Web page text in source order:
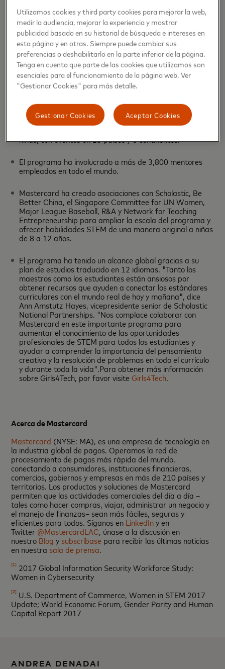
sostenibilidad, salud y bienestar, y educación de calidad.
En asociación con la organización de golf R&A,
Mastercard lanzó recientemente en Irlanda una versión
del programa inspirada en el siempre eterno tema del
golf, donde las niñas ganan experiencia en STEM a través
de una inmersión más profunda en el negocio y la ciencia
del golf.
Aspectos destacados del impacto durante los primeros 5
años
niñas, con eventos en 25 países y 6 continentes.
El programa ha involucrado a más de 3,800 mentores
empleados en todo el mundo.
Mastercard ha creado asociaciones con Scholastic, Be
Better China, el Singapore Committee for UN Women,
Major League Baseball, R&A y Network for Teaching
Entrepreneurship para ampliar la escala del programa y
ofrecer habilidades STEM de una manera original a niñas
de 8 a 12 años.
El programa ha tenido un alcance global gracias a su
plan de estudios traducido en 12 idiomas. "Tanto los
maestros como los estudiantes están ansiosos por
obtener recursos que ayuden a conectar los estándares
curriculares con el mundo real de hoy y mañana", dice
Ann Amstutz Hayes, vicepresidente senior de Scholastic
National Partnerships. "Nos complace colaborar con
Mastercard en este importante programa para
aumentar el conocimiento de las oportunidades
profesionales de STEM para todos los estudiantes y
ayudar a comprender la importancia del pensamiento
creativo y la resolución de problemas en todo el currículo
y durante toda la vida".Para obtener más información
sobre Girls4Tech, por favor visite Girls4Tech.
Acerca de Mastercard
Mastercard (NYSE: MA), es una empresa de tecnología en
la industria global de pagos. Operamos la red de
procesamiento de pagos más rápida del mundo,
conectando a consumidores, instituciones financieras,
comercios, gobiernos y empresas en más de 210 países y
territorios. Los productos y soluciones de Mastercard
permiten que las actividades comerciales del día a día –
tales como hacer compras, viajar, administrar un negocio y
el manejo de finanzas– sean más fáciles, seguras y
eficientes para todos. Síganos en LinkedIny en
Twitter @MastercardLAC, únase a la discusión en
nuestro Blog y subscríbase para recibir las últimas noticias
en nuestra sala de prensa.
[1] 2017 Global Information Security Workforce Study:
Women in Cybersecurity
[2] U.S. Department of Commerce, Women in STEM 2017
Update; World Economic Forum, Gender Parity and Human
Capital Report 2017
ANDREA DENADAI
Utilizamos cookies y third party cookies para mejorar la web,
medir la audiencia, mejorar la experiencia y mostrar
publicidad basado en su historial de búsqueda e intereses en
esta página y en otras. Siempre puede cambiar sus
preferencias o deshabilitarlo en la parte inferior de la página.
Tenga en cuenta que parte de las cookies que utilizamos son
esenciales para el funcionamiento de la página web. Ver
"Gestionar Cookies" para más detalle.
Aceptar Cookies
Gestionar Cookies